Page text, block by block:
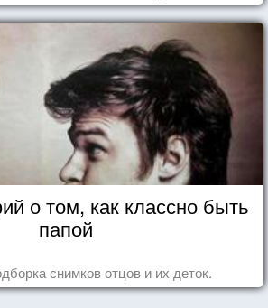
о том, как классно быть
папой
снимков отцов и их деток.